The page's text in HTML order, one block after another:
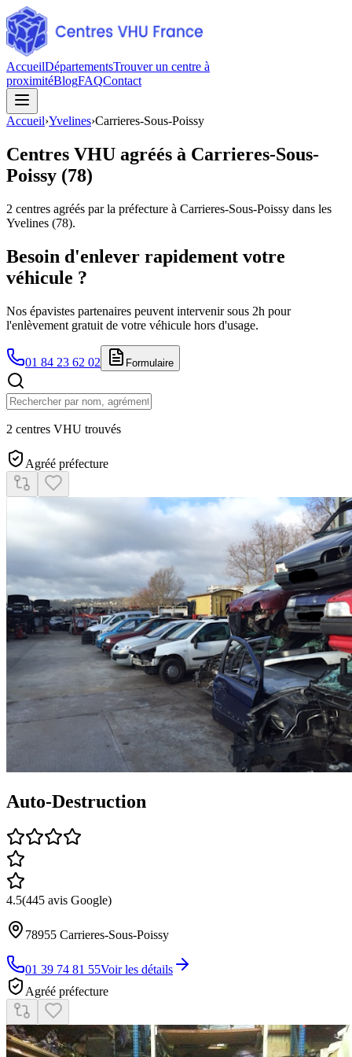
AccueilDépartementsTrouver un centre à
proximitéBlogFAQContact
Accueil›Yvelines›Carrieres-Sous-Poissy
Centres VHU agréés à Carrieres-Sous-
Poissy (78)
2 centres agréés par la préfecture à Carrieres-Sous-Poissy dans les
Yvelines (78).
Besoin d'enlever rapidement votre
véhicule ?
Nos épavistes partenaires peuvent intervenir sous 2h pour
l'enlèvement gratuit de votre véhicule hors d'usage.
01 84 23 62 02 Formulaire
2 centres VHU trouvés
Agréé préfecture
Auto-Destruction
4.5(445 avis Google)
78955 Carrieres-Sous-Poissy
01 39 74 81 55Voir les détails
Agréé préfecture